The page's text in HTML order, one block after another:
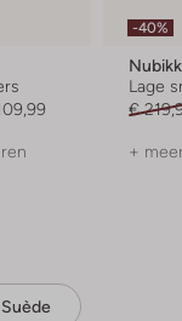
-40%
Nubikk
Lage
€
+
Suède